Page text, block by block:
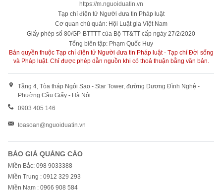
https://m.nguoiduatin.vn
Tạp chí điện tử Người đưa tin Pháp luật
Cơ quan chủ quản: Hội Luật gia Việt Nam
Giấy phép số 80/GP-BTTTT của Bộ TT&TT cấp ngày 27/2/2020
Tổng biên tập: Phạm Quốc Huy
Bản quyền thuộc Tạp chí điện tử Người đưa tin Pháp luật - Tạp chí Đời sống
và Pháp luật. Chỉ được phép dẫn nguồn khi có thoả thuận bằng văn bản.
Tầng 4, Tòa tháp Ngôi Sao - Star Tower, đường Dương Đình Nghệ -
Phường Cầu Giấy - Hà Nội
0903 405 146
toasoan@nguoiduatin.vn
BÁO GIÁ QUẢNG CÁO
Miền Bắc: 098 9033388
Miền Trung : 0912 329 293
Miền Nam : 0966 908 584